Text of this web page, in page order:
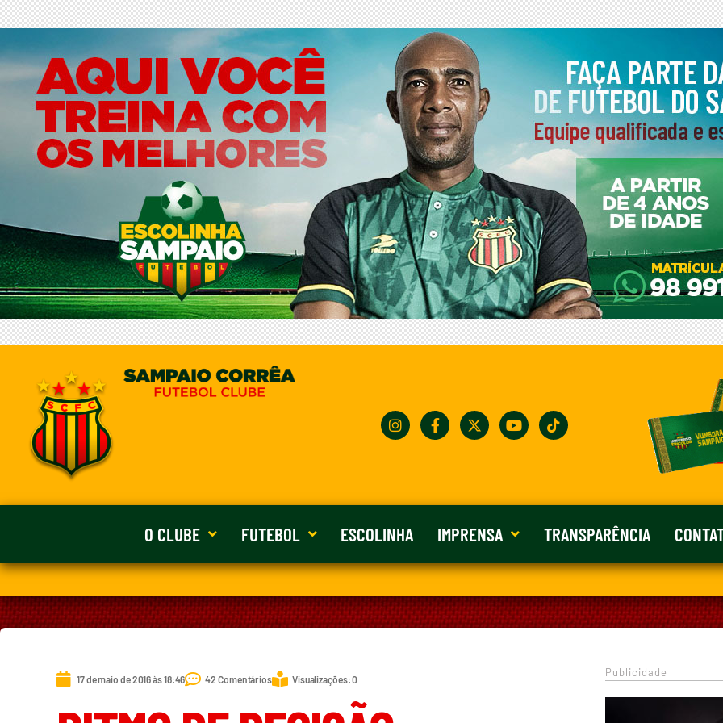
O CLUBE FUTEBOL ESCOLINHA IMPRENSA TRANSPARÊNCIA
17 de maio de 2016 às 18:46 42 Comentários Visualizações: 0
Publicidade